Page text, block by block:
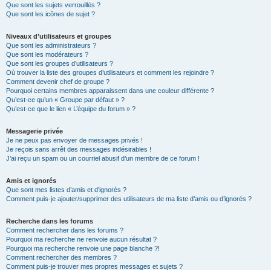
Que sont les sujets verrouillés ?
Que sont les icônes de sujet ?
Niveaux d’utilisateurs et groupes
Que sont les administrateurs ?
Que sont les modérateurs ?
Que sont les groupes d’utilisateurs ?
Où trouver la liste des groupes d’utilisateurs et comment les rejoindre ?
Comment devenir chef de groupe ?
Pourquoi certains membres apparaissent dans une couleur différente ?
Qu’est-ce qu’un « Groupe par défaut » ?
Qu’est-ce que le lien « L’équipe du forum » ?
Messagerie privée
Je ne peux pas envoyer de messages privés !
Je reçois sans arrêt des messages indésirables !
J’ai reçu un spam ou un courriel abusif d’un membre de ce forum !
Amis et ignorés
Que sont mes listes d’amis et d’ignorés ?
Comment puis-je ajouter/supprimer des utilisateurs de ma liste d’amis ou d’ignorés ?
Recherche dans les forums
Comment rechercher dans les forums ?
Pourquoi ma recherche ne renvoie aucun résultat ?
Pourquoi ma recherche renvoie une page blanche ?!
Comment rechercher des membres ?
Comment puis-je trouver mes propres messages et sujets ?